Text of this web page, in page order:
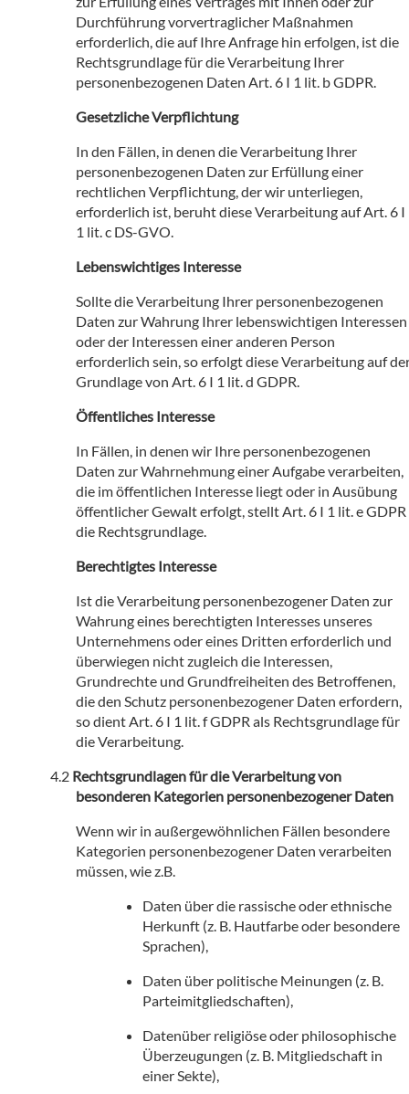
Durchführung vorvertraglicher Maßnahmen
erforderlich, die auf Ihre Anfrage hin erfolgen, ist die
Rechtsgrundlage für die Verarbeitung Ihrer
personenbezogenen Daten Art. 6 I 1 lit. b GDPR.
Gesetzliche Verpflichtung
In den Fällen, in denen die Verarbeitung Ihrer
personenbezogenen Daten zur Erfüllung einer
rechtlichen Verpflichtung, der wir unterliegen,
erforderlich ist, beruht diese Verarbeitung auf Art. 6 I
1 lit. c DS-GVO.
Lebenswichtiges Interesse
Sollte die Verarbeitung Ihrer personenbezogenen
Daten zur Wahrung Ihrer lebenswichtigen Interessen
oder der Interessen einer anderen Person
erforderlich sein, so erfolgt diese Verarbeitung auf
Grundlage von Art. 6 I 1 lit. d GDPR.
Öffentliches Interesse
In Fällen, in denen wir Ihre personenbezogenen
Daten zur Wahrnehmung einer Aufgabe verarbeiten,
die im öffentlichen Interesse liegt oder in Ausübung
öffentlicher Gewalt erfolgt, stellt Art. 6 I 1 lit. e GDPR
die Rechtsgrundlage.
Berechtigtes Interesse
Ist die Verarbeitung personenbezogener Daten zur
Wahrung eines berechtigten Interesses unseres
Unternehmens oder eines Dritten erforderlich und
überwiegen nicht zugleich die Interessen,
Grundrechte und Grundfreiheiten des Betroffenen,
die den Schutz personenbezogener Daten erfordern,
so dient Art. 6 I 1 lit. f GDPR als Rechtsgrundlage für
die Verarbeitung.
Rechtsgrundlagen für die Verarbeitung von
besonderen Kategorien personenbezogener Daten
Wenn wir in außergewöhnlichen Fällen besondere
Kategorien personenbezogener Daten verarbeiten
müssen, wie z.B.
Daten über die rassische oder ethnische
Herkunft (z. B. Hautfarbe oder besondere
Sprachen),
Daten über politische Meinungen (z. B.
Parteimitgliedschaften),
Datenüber religiöse oder philosophische
Überzeugungen (z. B. Mitgliedschaft in
einer Sekte),